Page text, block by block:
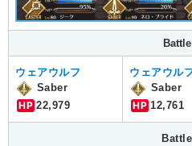
ウェアウルフ
Saber
HP 22,979
ウェアウル
Saber
HP 12,761